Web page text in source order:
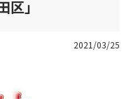
」
2021/03/25